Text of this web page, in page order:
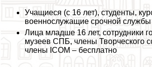
Учащиеся (с 16 лет), студенты,
военнослужащие срочной службы
Лица младше 16 лет, сотрудники
музеев СПБ, члeны Творческого
члeны ICOM – бесплатно